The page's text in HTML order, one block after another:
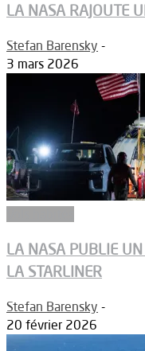
LA NASA RAJOUTE
Stefan Barensky -
3 mars 2026
LA NASA PUBLIE UN
LA STARLINER
Stefan Barensky -
20 février 2026